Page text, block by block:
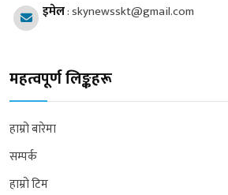
इमेल:skynewsskt@gmail.com
महत्वपूर्ण लिङ्कहरू
हाम्रो बारेमा
सम्पर्क
हाम्रो टिम